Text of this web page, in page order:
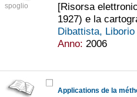
spoglio
[Risorsa
1927) e la
Dibattista, Liborio
Anno: 2006